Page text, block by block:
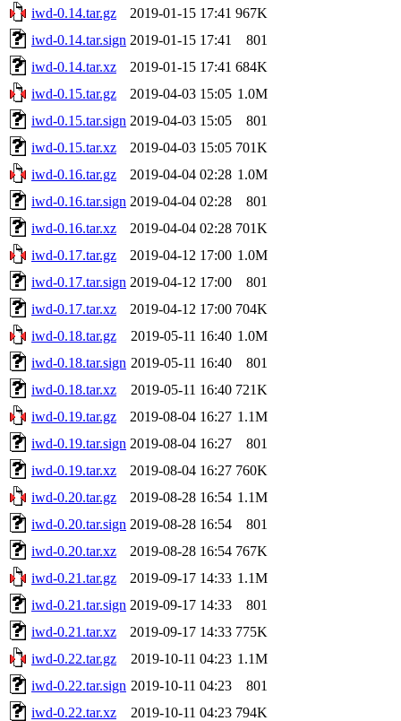
iwd-0.14.tar.gz
2019-01-15 17:41 967K
iwd-0.14.tar.sign 2019-01-15 17:41
801
iwd-0.14.tar.xz
2019-01-15 17:41 684K
iwd-0.15.tar.gz
2019-04-03 15:05 1.0M
iwd-0.15.tar.sign 2019-04-03 15:05
801
iwd-0.15.tar.xz
2019-04-03 15:05 701K
iwd-0.16.tar.gz
2019-04-04 02:28 1.0M
iwd-0.16.tar.sign 2019-04-04 02:28
801
iwd-0.16.tar.xz
2019-04-04 02:28 701K
iwd-0.17.tar.gz
2019-04-12 17:00 1.0M
iwd-0.17.tar.sign 2019-04-12 17:00
801
iwd-0.17.tar.xz
2019-04-12 17:00 704K
iwd-0.18.tar.gz
2019-05-11 16:40 1.0M
iwd-0.18.tar.sign 2019-05-11 16:40
801
iwd-0.18.tar.xz
2019-05-11 16:40 721K
iwd-0.19.tar.gz
2019-08-04 16:27 1.1M
iwd-0.19.tar.sign 2019-08-04 16:27
801
iwd-0.19.tar.xz
2019-08-04 16:27 760K
iwd-0.20.tar.gz
2019-08-28 16:54 1.1M
iwd-0.20.tar.sign 2019-08-28 16:54
801
iwd-0.20.tar.xz
2019-08-28 16:54 767K
iwd-0.21.tar.gz
2019-09-17 14:33 1.1M
iwd-0.21.tar.sign 2019-09-17 14:33
801
iwd-0.21.tar.xz
2019-09-17 14:33 775K
iwd-0.22.tar.gz
2019-10-11 04:23 1.1M
iwd-0.22.tar.sign 2019-10-11 04:23
801
iwd-0.22.tar.xz
2019-10-11 04:23 794K